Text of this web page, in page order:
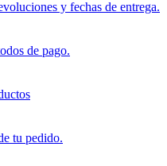
y fechas de entrega.
de pago.
tu pedido.